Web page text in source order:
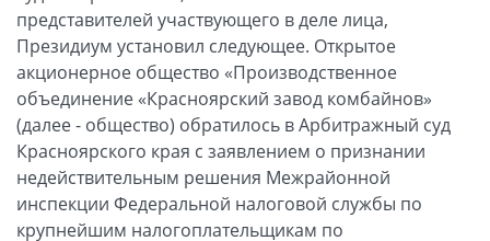
представителей участвующего в деле лица,
Президиум установил следующее. Открытое
акционерное общество «Производственное
объединение «Красноярский завод комбайнов»
(далее - общество) обратилось в Арбитражный суд
Красноярского края с заявлением о признании
недействительным решения Межрайонной
инспекции Федеральной налоговой службы по
крупнейшим налогоплательщикам по